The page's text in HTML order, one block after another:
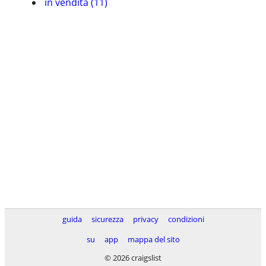
guida sicurezza privacy
condizioni
su
app
mappa del sito
© 2026 craigslist